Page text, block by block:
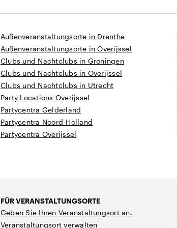
Außenveranstaltungsorte in Drenthe
Außenveranstaltungsorte in Overijssel
Clubs und Nachtclubs in Groningen
Clubs und Nachtclubs in Overijssel
Clubs und Nachtclubs in Utrecht
Party Locations Overijssel
Partycentra Gelderland
Partycentra Noord-Holland
Partycentra Overijssel
FÜR VERANSTALTUNGSORTE
Geben Sie Ihren Veranstaltungsort an.
Veranstaltungsort verwalten